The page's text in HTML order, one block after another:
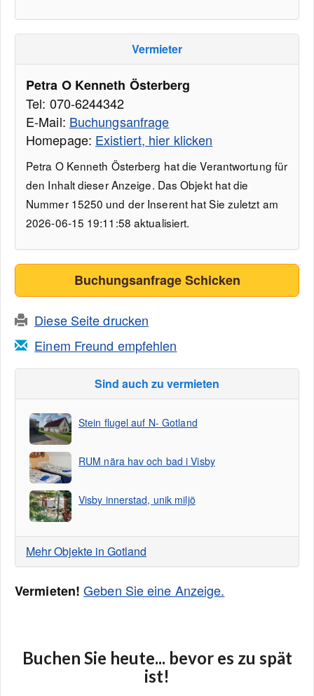
Vermieter
Petra O Kenneth Österberg
Tel: 070-6244342
E-Mail: Buchungsanfrage
Homepage: Existiert, hier klicken
Petra O Kenneth Österberg hat die Verantwortung für
den Inhalt dieser Anzeige. Das Objekt hat die
Nummer 15250 und der Inserent hat Sie zuletzt am
2026-06-15 19:11:58 aktualisiert.
Buchungsanfrage Schicken
Diese Seite drucken
Einem Freund empfehlen
Sind auch zu vermieten
Stein flugel auf N- Gotland
RUM nära hav och bad i Visby
Visby innerstad, unik miljö
Mehr Objekte in Gotland
Vermieten! Geben Sie eine Anzeige.
Buchen Sie heute... bevor es zu spät
ist!